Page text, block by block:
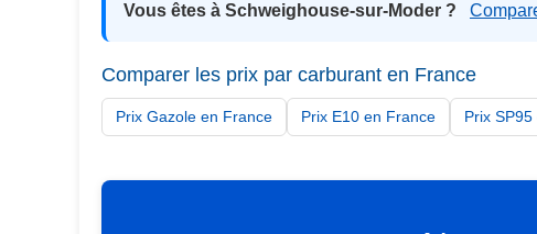
Vous êtes à Schweighouse-sur-Moder ?
Comparer les prix par carburant en France
Prix Gazole en France Prix E10 en France Prix